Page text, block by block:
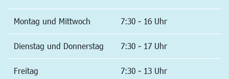
Montag und Mittwoch 7:30 - 16 Uhr
Dienstag und Donnerstag 7:30 - 17 Uhr
Freitag 7:30 - 13 Uhr